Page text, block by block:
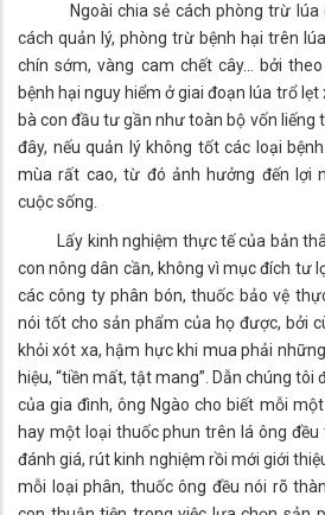
Ngoài chia sẻ cách phòng trừ lúa
cách quản lý, phòng trừ bệnh hại trên
chín sớm, vàng cam chết cây… bởi
bệnh hại nguy hiểm ở giai đoạn lúa trổ
bà con đầu tư gần như toàn bộ vốn liếng
đây, nếu quản lý không tốt các loại
mùa rất cao, từ đó ảnh hưởng đến lợi
cuộc sống.
Lấy kinh nghiệm thực tế của bản
con nông dân cần, không vì mục đích tư
các công ty phân bón, thuốc bảo vệ
nói tốt cho sản phẩm của họ được, bởi
khỏi xót xa, hậm hực khi mua phải
hiệu, “tiền mất, tật mang”. Dẫn chúng
của gia đình, ông Ngào cho biết mỗi
hay một loại thuốc phun trên lá ông
đánh giá, rút kinh nghiệm rồi mới giới
mỗi loại phân, thuốc ông đều nói rõ